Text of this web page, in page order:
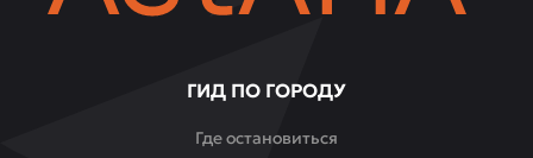
куда
вкусом,
ГИД ПО ГОРОДУ
Где остановиться